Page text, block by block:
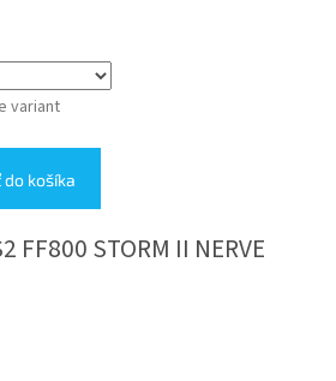
variant
do košíka
FF800 STORM II NERVE